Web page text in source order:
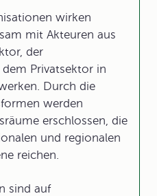
wirken
mit Akteuren aus
der
Privatsektor in
Durch die
werden
erschlossen, die
und regionalen
reichen.
sind auf